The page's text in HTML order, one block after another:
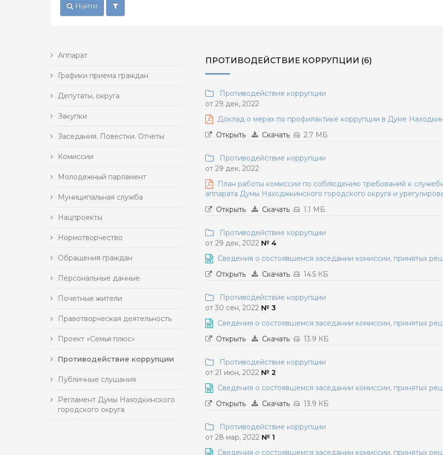
Найти
Аппарат
Графики приема граждан
Депутаты, округа
Закупки
Заседания. Повестки. Отчеты
Комиссии
Молодежный парламент
Муниципальная служба
Нацпроекты
Нормотворчество
Обращения граждан
Персональные данные
Почетные жители
Правотворческая деятельность
Проект «Семья плюс»
Противодействие коррупции
Публичные слушания
Регламент Думы Находкинского
городского округа
ПРОТИВОДЕЙСТВИЕ КОРРУПЦИИ (6)
Противодействие коррупции
от 29 дек, 2022
Доклад о мерах по профилактике коррупции в Думе
Открыть
Скачать 2.7 МБ
Противодействие коррупции
от 29 дек, 2022
План работы комиссии по соблюдению требований к
аппарата Думы Находжкинского городского округа и
Открыть
Скачать 1.1 МБ
Противодействие коррупции
от 29 дек, 2022 № 4
Сведения о состоявшемся заседании комиссии, принятых
Открыть
Скачать 14.5 КБ
Противодействие коррупции
от 30 сен, 2022 № 3
Сведения о состоявшемся заседании комиссии, принятых
Открыть
Скачать 13.9 КБ
Противодействие коррупции
от 21 июн, 2022 № 2
Сведения о состоявшемся заседании комиссии, принятых
Открыть
Скачать 13.9 КБ
Противодействие коррупции
от 28 мар, 2022 № 1
Сведения о состоявшемся заседании комиссии, принятых